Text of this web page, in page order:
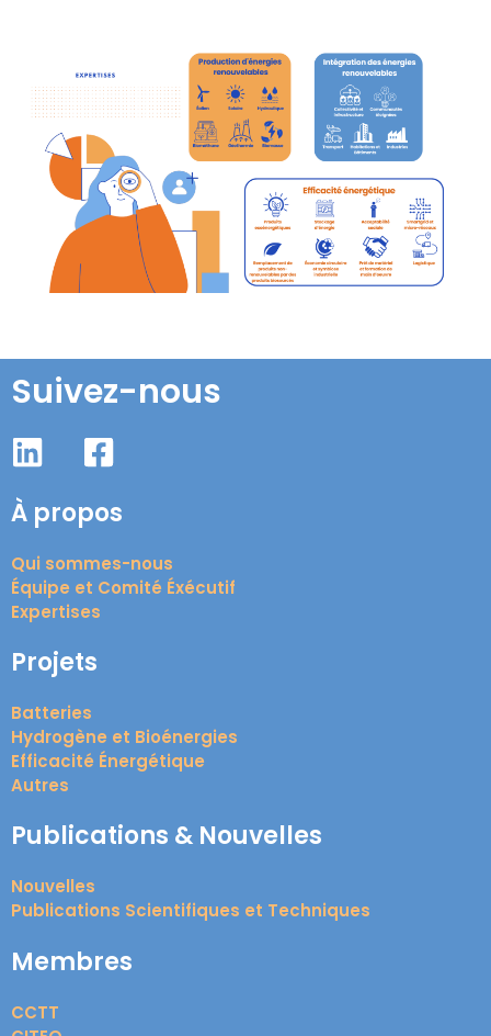
Suivez-nous
À propos
Qui sommes-nous
Équipe et Comité Éxécutif
Expertises
Projets
Batteries
Hydrogène et Bioénergies
Efficacité Énergétique
Autres
Publications & Nouvelles
Nouvelles
Publications Scientifiques et Techniques
Membres
CCTT